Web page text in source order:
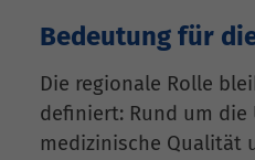
Bedeutung für
Die regionale Rolle
definiert: Rund um die
medizinische Qualität